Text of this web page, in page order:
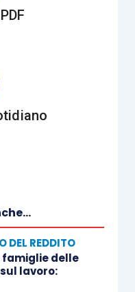
DEL REDDITO
famiglie delle
lavoro: